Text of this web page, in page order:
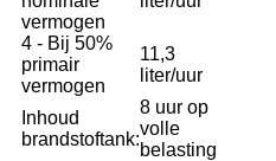
vermogen
4 - Bij 50%
primair
vermogen
11,3
liter/uur
Inhoud
brandstoftank:
8 uur op
volle
belasting